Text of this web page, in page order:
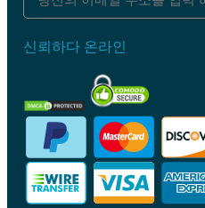
신뢰하다 온라인